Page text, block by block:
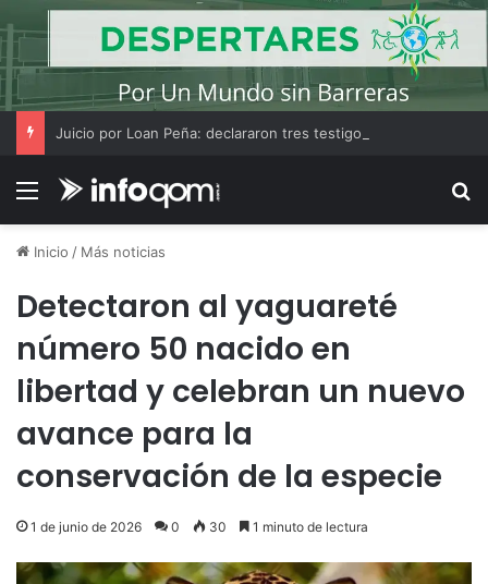
Menú
Inicio / Más noticias
Detectaron al yaguareté
número 50 nacido en
libertad y celebran un nuevo
avance para la
conservación de la especie
1 de junio de 2026 0 30 1 minuto de lectura